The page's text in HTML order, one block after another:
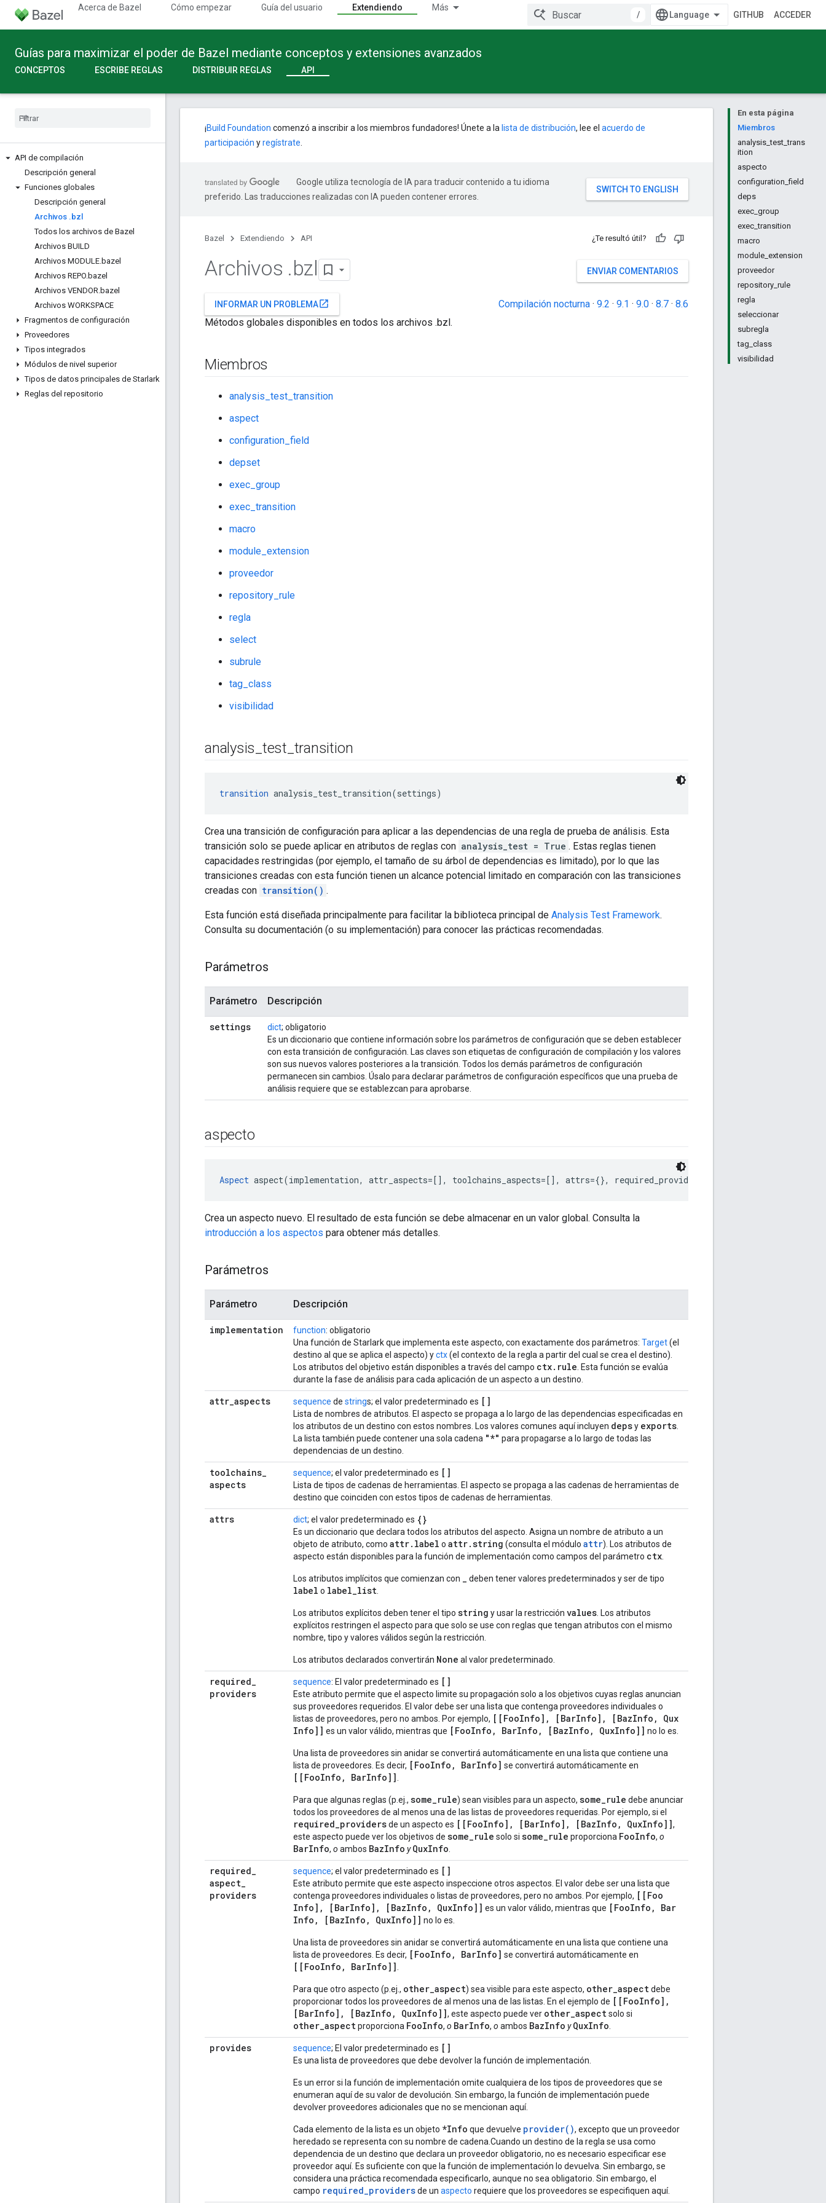
Acerca de Bazel Cómo empezar Guía del usuario Extendiendo Más
/ GITHUB ACCEDER
Guías para maximizar el poder de Bazel mediante conceptos y extensiones avanzados
CONCEPTOS ESCRIBE REGLAS DISTRIBUIR REGLAS API
API de compilación
Descripción general
Funciones globales
Descripción general
Archivos . bzl
Todos los archivos de Bazel
Archivos BUILD
Archivos MODULE.bazel
Archivos REPO.bazel
Archivos VENDOR.bazel
Archivos WORKSPACE
Fragmentos de configuración
Proveedores
Tipos integrados
Módulos de nivel superior
Tipos de datos principales de Starlark
Reglas del repositorio
En esta página
Miembros
analysis_test_trans
ition
aspecto
configuration_field
deps
exec_group
exec_transition
macro
module_extension
proveedor
repository_rule
regla
seleccionar
subregla
tag_class
visibilidad
¡Build Foundation comenzó a inscribir a los miembros fundadores! Únete a la lista de distribución, lee el acuerdo de
participación yregístrate
Google utiliza tecnología de IA para traducir contenido a tu idioma
preferido. Las traducciones realizadas con IA pueden contener errores.
Bazel Extendiendo API ¿Te resultó útil?
ENVIAR COMENTARIOS
Archivos .bzl
INFORMAR UN PROBLEMAopen_in_new Compilación nocturna · 9.2 · 9.1 · 9.0 · 8.7 · 8.6
Métodos globales disponibles en todos los archivos .bzl.
Miembros
analysis_test_transition
aspect
configuration_field
depset
exec_group
exec_transition
macro
module_extension
proveedor
repository_rule
regla
select
subrule
tag_class
visibilidad
analysis test transition
transition analysis_test_transition(settings)
Crea una transición de configuración para aplicar a las dependencias de una regla de prueba de análisis. Esta
transición solo se puede aplicar en atributos de reglas con analysis_test = True . Estas reglas tienen
capacidades restringidas (por ejemplo, el tamaño de su árbol de dependencias es limitado), por lo que las
transiciones creadas con esta función tienen un alcance potencial limitado en comparación con las transiciones
creadas con transition() .
Esta función está diseñada principalmente para facilitar la biblioteca principal de Analysis Test Framework.
Consulta su documentación (o su implementación) para conocer las prácticas recomendadas.
Parámetros
Parámetro Descripción
settings dict; obligatorio
Es un diccionario que contiene información sobre los parámetros de configuración que se deben establecer
con esta transición de configuración. Las claves son etiquetas de configuración de compilación y los valores
son sus nuevos valores posteriores a la transición. Todos los demás parámetros de configuración
permanecen sin cambios. Úsalo para declarar parámetros de configuración específicos que una prueba de
análisis requiere que se establezcan para aprobarse.
aspecto
Aspect aspect(implementation, attr_aspects=[], toolchains_aspects=[], attrs={}, required_providers=[],
Crea un aspecto nuevo. El resultado de esta función se debe almacenar en un valor global. Consulta la
introducción a los aspectos para obtener más detalles.
Parámetros
Parámetro Descripción
implementation function: obligatorio
Una función de Starlark que implementa este aspecto, con exactamente dos parámetros: Target(el
destino al que se aplica el aspecto) yctx(el contexto de la regla a partir del cual se crea el destino).
Los atributos del objetivo están disponibles a través del campo ctx. rule . Esta función se evalúa
durante la fase de análisis para cada aplicación de un aspecto a un destino.
attr_aspects sequence de strings; el valor predeterminado es []
Lista de nombres de atributos. El aspecto se propaga a lo largo de las dependencias especificadas en
los atributos de un destino con estos nombres. Los valores comunes aquí incluyen depsy exports
La lista también puede contener una sola cadena "*" para propagarse a lo largo de todas las
dependencias de un destino.
toolchains_
aspects
sequence; el valor predeterminado es []
Lista de tipos de cadenas de herramientas. El aspecto se propaga a las cadenas de herramientas de
destino que coinciden con estos tipos de cadenas de herramientas.
attrs dict; el valor predeterminado es {}
Es un diccionario que declara todos los atributos del aspecto. Asigna un nombre de atributo a un
objeto de atributo, como attr. label o attr.string (consulta el módulo attr). Los atributos de
aspecto están disponibles para la función de implementación como campos del parámetro ctx
Los atributos implícitos que comienzan con _ deben tener valores predeterminados y ser de tipo
label o label_list
Los atributos explícitos deben tener el tipo string y usar la restricción values . Los atributos
explícitos restringen el aspecto para que solo se use con reglas que tengan atributos con el mismo
nombre, tipo y valores válidos según la restricción.
Los atributos declarados convertirán None al valor predeterminado.
required_
providers
sequence: El valor predeterminado es []
Este atributo permite que el aspecto limite su propagación solo a los objetivos cuyas reglas anuncian
sus proveedores requeridos. El valor debe ser una lista que contenga proveedores individuales o
listas de proveedores, pero no ambos. Por ejemplo, [[FooInfo] , [BarInfo] , [BazInfo ,
Qux
Info]] es un valor válido, mientras que [FooInfo , BarInfo , [BazInfo , QuxInfo]] no lo es.
Una lista de proveedores sin anidar se convertirá automáticamente en una lista que contiene una
lista de proveedores. Es decir, [FooInfo, BarInfo] se convertirá automáticamente en
[[FooInfo, BarInfo]]
Para que algunas reglas (p.ej., some_rule) sean visibles para un aspecto, some_rule debe anunciar
todos los proveedores de al menos una de las listas de proveedores requeridas. Por ejemplo, si el
required_providersde un aspecto es [[FooInfo], [BarInfo], [BazInfo, QuxInfo]],
este aspecto puede ver los objetivos de some_rule solo si some_rule proporciona FooInfo, o
BarInfo, o ambos BazInfo y QuxInfo
required_
aspect_
providers
sequence; el valor predeterminado es []
Este atributo permite que este aspecto inspeccione otros aspectos. El valor debe ser una lista que
contenga proveedores individuales o listas de proveedores, pero no ambos. Por ejemplo, [[Foo
Info] , [BarInfo] , [BazInfo , QuxInfo]] es un valor válido, mientras que [FooInfo ,
Bar
Info , [BazInfo , QuxInfo]] no lo es.
Una lista de proveedores sin anidar se convertirá automáticamente en una lista que contiene una
lista de proveedores. Es decir, [FooInfo, BarInfo] se convertirá automáticamente en
[[FooInfo, BarInfo]]
Para que otro aspecto (p.ej., other_aspect) sea visible para este aspecto, other_aspectdebe
proporcionar todos los proveedores de al menos una de las listas. En el ejemplo de [[FooInfo],
[BarInfo], [BazInfo, QuxInfo]], este aspecto puede ver other_aspectsolo si
other_aspectproporciona FooInfo, o BarInfo, o ambos BazInfo y QuxInfo
provides sequence; El valor predeterminado es []
Es una lista de proveedores que debe devolver la función de implementación.
Es un error si la función de implementación omite cualquiera de los tipos de proveedores que se
enumeran aquí de su valor de devolución. Sin embargo, la función de implementación puede
devolver proveedores adicionales que no se mencionan aquí.
Cada elemento de la lista es un objeto *Info que devuelve provider(), excepto que un proveedor
heredado se representa con su nombre de cadena.Cuando un destino de la regla se usa como
dependencia de un destino que declara un proveedor obligatorio, no es necesario especificar ese
proveedor aquí. Es suficiente con que la función de implementación lo devuelva. Sin embargo, se
considera una práctica recomendada especificarlo, aunque no sea obligatorio. Sin embargo, el
campo required_providersde un aspecto requiere que los proveedores se especifiquen aquí.